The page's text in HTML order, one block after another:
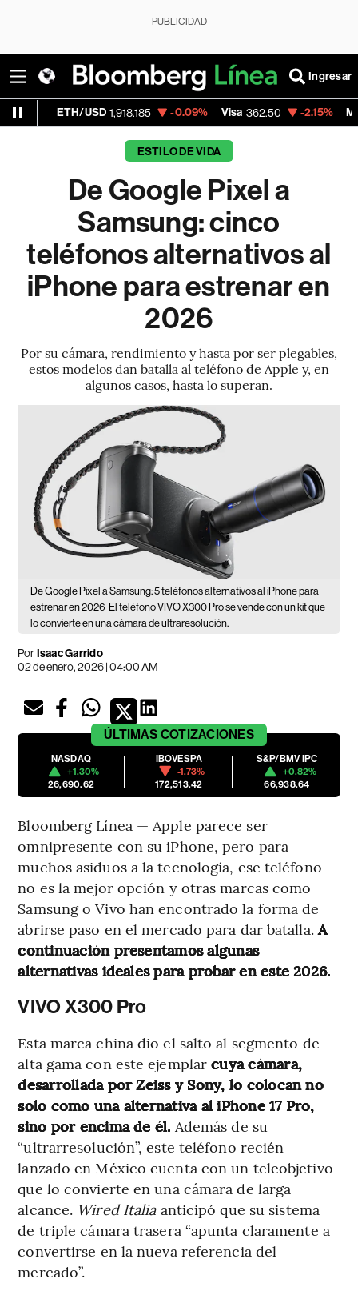
PUBLICIDAD
Ingresar
1,918.185 -0.09% Visa 362.50 -2.15% MercadoLibre
ESTILO DE VIDA
De Google Pixel a
Samsung: cinco
teléfonos alternativos al
iPhone para estrenar en
2026
Por su cámara, rendimiento y hasta por ser plegables,
estos modelos dan batalla al teléfono de Apple y, en
algunos casos, hasta lo superan.
De Google Pixel a Samsung: 5 teléfonos alternativos al iPhone para
estrenar en 2026 El teléfono VIVO X300 Pro se vende con un kit que
lo convierte en una cámara de ultraresolución.
PorIsaac Garrido
02 de enero, 2026 | 04:00 AM
ÚLTIMAS COTIZACIONES
NASDAQ
+1.30%
26,690.62
IBOVESPA
-1.73%
172,513.42
S&P/BMV IPC
+0.82%
66,938.64
Bloomberg Línea — Apple parece ser
omnipresente con su iPhone, pero para
muchos asiduos a la tecnología, ese teléfono
no es la mejor opción y otras marcas como
Samsung o Vivo han encontrado la forma de
abrirse paso en el mercado para dar batalla.A
continuación presentamos algunas
alternativas ideales para probar en este 2026.
VIVO X300 Pro
Esta marca china dio el salto al segmento de
alta gama con este ejemplarcuya cámara,
desarrollada por Zeiss y Sony, lo colocan no
solo como una alternativa al iPhone 17 Pro,
sino por encima de él. Además de su
“ultrarresolución”, este teléfono recién
lanzado en México cuenta con un teleobjetivo
que lo convierte en una cámara de larga
alcance. Wired Italiaanticipó que su sistema
de triple cámara trasera “apunta claramente a
convertirse en la nueva referencia del
mercado”.